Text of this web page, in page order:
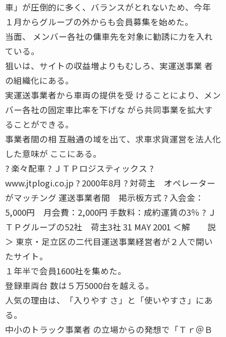
車」が圧倒的に多く、バランスがとれないため、今年
１月からグループの外からも会員募集を始めた。
当面、 メンバー各社の傭車先を対象に勧誘に力を入れ
ている。
狙いは、サイトの収益増よりもむしろ、実運送事業 者
の組織化にある。
実運送事業者から車両の提供を受 けることにより、メン
バー各社の固定車比率を下げな がら共同事業を拡大す
ることができる。
事業者間の相 互融通の域を出て、求車求貨運営を法人化
した意味が ここにある。
? 楽々配車 ? ＪＴＰロジスティックス ?
www.jtplogi.co.jp ? 2000年8月 ? 対荷主 オペレーター
がマッチング 運送事業者間 掲示板方式 ? 入会金：
5,000円 月会費：2,000円 手数料：成約運賃の3％ ? Ｊ
ＴＰグループの52社 荷主3社 31 MAY 2001 ＜解 説
＞ 東京・足立区の二代目運送事業経営者が２人で開い
たサイト。
１年半で会員1600社を集めた。
登録車両台 数は５万5000台を越える。
人気の理由は、「入りやす さ」と「使いやすさ」にあ
る。
中小のトラック事業者 の立場からの発想で「Ｔｒ＠Ｂ